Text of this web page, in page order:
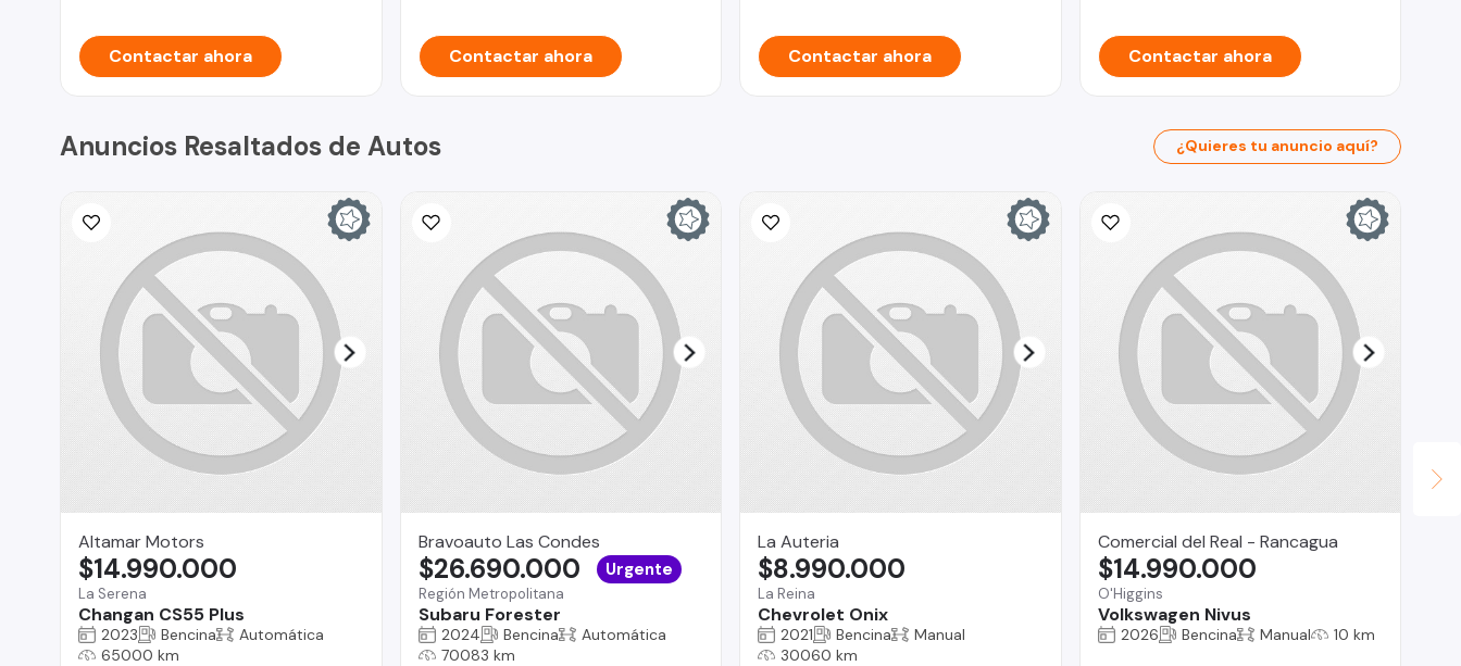
Contactar ahora Contactar ahora Contactar ahora Contactar ahora
Anuncios Resaltados de Autos ¿Quieres tu anuncio aquí?
Altamar Motors
La Serena
Changan CS55 Plus
$14.990.000
2023 Bencina
Automática
65000 km
Bravoauto Las Condes
Región Metropolitana
Subaru Forester
$26.690.000 Urgente
2024 Bencina
Automática
70083 km
La Auteria
La Reina
Chevrolet Onix
$8.990.000
2021 Bencina
Manual
30060 km
Comercial del Real - Rancagua
O'Higgins
Volkswagen Nivus
$14.990.000
2026 Bencina Manual 10 km